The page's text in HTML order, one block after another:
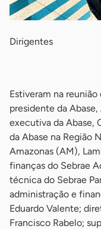
Dirigentes
Estiveram na
presidente da
executiva da Abase,
da Abase na Região
Amazonas (AM),
finanças do Sebrae
técnica do Sebrae
administração e
Eduardo Valente;
Francisco Rabelo;